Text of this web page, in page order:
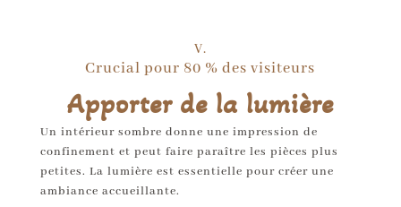
V.
Crucial pour 80 % des visiteurs
Apporter de la lumière
Un intérieur sombre donne une impression de
confinement et peut faire paraître les pièces plus
petites. La lumière est essentielle pour créer une
ambiance accueillante.